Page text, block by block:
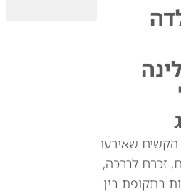
שאירעו
זכרם לברכה,
בתקופת בין